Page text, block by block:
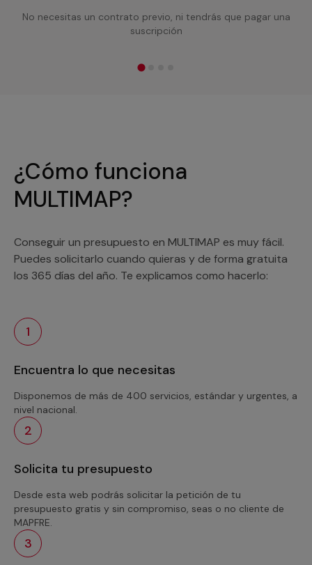
No necesitas un contrato previo, ni tendrás que pagar una
suscripción
¿Cómo funciona
MULTIMAP?
Conseguir un presupuesto en MULTIMAP es muy fácil.
Puedes solicitarlo cuando quieras y de forma gratuita
los 365 días del año. Te explicamos como hacerlo:
1
Encuentra lo que necesitas
Disponemos de más de 400 servicios, estándar y urgentes, a
nivel nacional.
2
Solicita tu presupuesto
Desde esta web podrás solicitar la petición de tu
presupuesto gratis y sin compromiso, seas o no cliente de
MAPFRE.
3